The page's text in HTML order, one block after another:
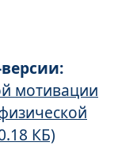
мотивации
КБ)